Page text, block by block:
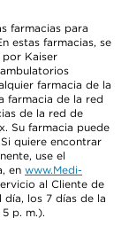
farmacias para
estas farmacias, se
Kaiser
farmacia de la
farmacia de la red
de la red de
Su farmacia puede
quiere encontrar
use el
en www.Medi-
al Cliente de
día, los 7 días de la
p. m.).